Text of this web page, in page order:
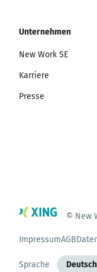
Unternehmen
New Work SE
Karriere
Presse
© New
ImpressumAGB
Sprache Deutsch